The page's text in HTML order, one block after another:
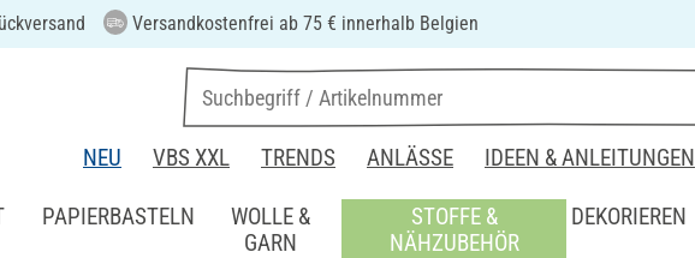
Versandkostenfrei ab 75 € innerhalb Belgien
NEU VBS XXL TRENDS ANLÄSSE IDEEN & ANLEITUNGEN
PAPIERBASTELN
WOLLE &
GARN
STOFFE &
NÄHZUBEHÖR
DEKORIEREN